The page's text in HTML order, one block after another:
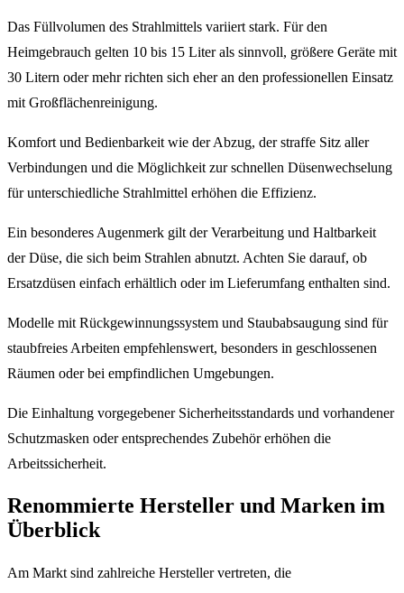
Das Füllvolumen des Strahlmittels variiert stark. Für den
Heimgebrauch gelten 10 bis 15 Liter als sinnvoll, größere Geräte mit
30 Litern oder mehr richten sich eher an den professionellen Einsatz
mit Großflächenreinigung.
Komfort und Bedienbarkeit wie der Abzug, der straffe Sitz aller
Verbindungen und die Möglichkeit zur schnellen Düsenwechselung
für unterschiedliche Strahlmittel erhöhen die Effizienz.
Ein besonderes Augenmerk gilt der Verarbeitung und Haltbarkeit
der Düse, die sich beim Strahlen abnutzt. Achten Sie darauf, ob
Ersatzdüsen einfach erhältlich oder im Lieferumfang enthalten sind.
Modelle mit Rückgewinnungssystem und Staubabsaugung sind für
staubfreies Arbeiten empfehlenswert, besonders in geschlossenen
Räumen oder bei empfindlichen Umgebungen.
Die Einhaltung vorgegebener Sicherheitsstandards und vorhandener
Schutzmasken oder entsprechendes Zubehör erhöhen die
Arbeitssicherheit.
Renommierte Hersteller und Marken im
Überblick
Am Markt sind zahlreiche Hersteller vertreten, die